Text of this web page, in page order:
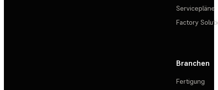
Servicepläne
Factory
Branchen
Fertigung